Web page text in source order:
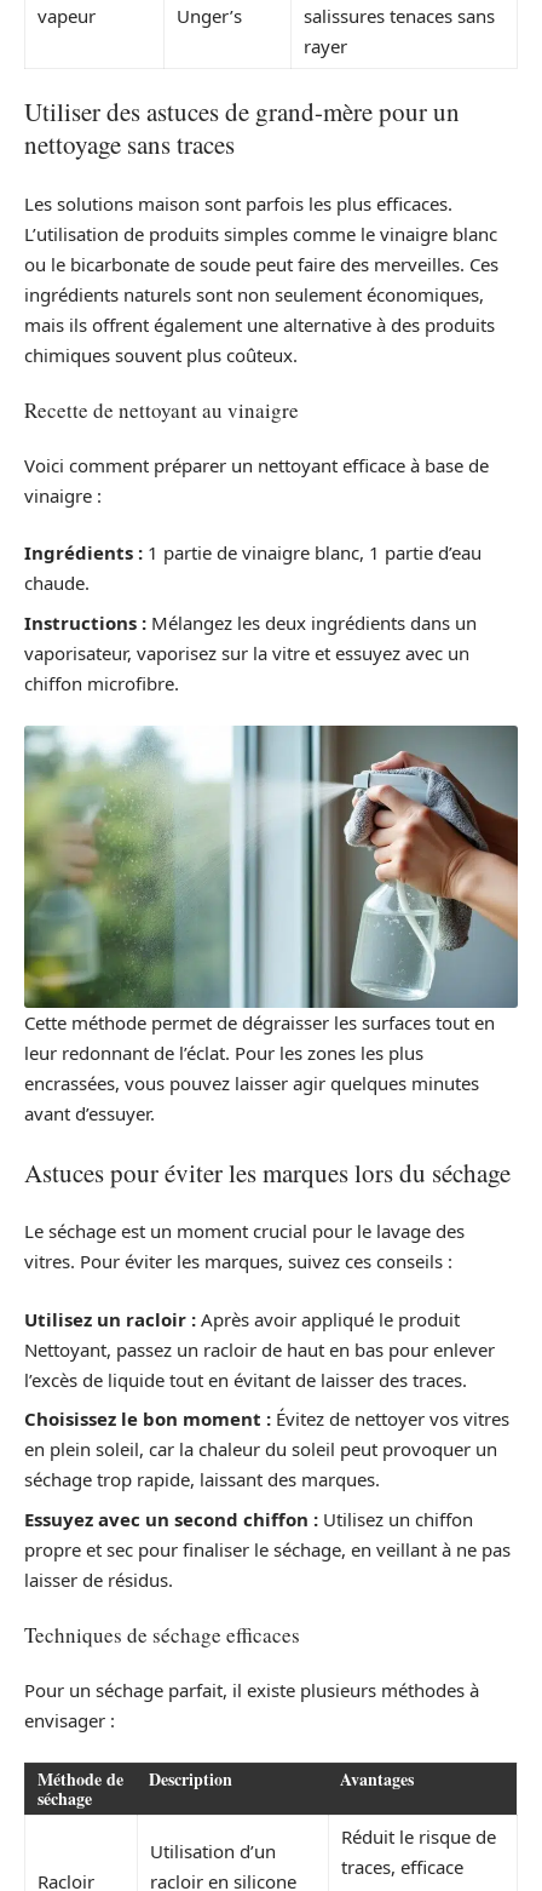
vapeur
Unger’s
salissures tenaces sans
rayer
Utiliser des astuces de grand-mère pour un
nettoyage sans traces
Les solutions maison sont parfois les plus efficaces.
L’utilisation de produits simples comme le vinaigre blanc
ou le bicarbonate de soude peut faire des merveilles. Ces
ingrédients naturels sont non seulement économiques,
mais ils offrent également une alternative à des produits
chimiques souvent plus coûteux.
Recette de nettoyant au vinaigre
Voici comment préparer un nettoyant efficace à base de
vinaigre :
Ingrédients : 1 partie de vinaigre blanc, 1 partie d’eau
chaude.
Instructions : Mélangez les deux ingrédients dans un
vaporisateur, vaporisez sur la vitre et essuyez avec un
chiffon microfibre.
Cette méthode permet de dégraisser les surfaces tout en
leur redonnant de l’éclat. Pour les zones les plus
encrassées, vous pouvez laisser agir quelques minutes
avant d’essuyer.
Astuces pour éviter les marques lors du séchage
Le séchage est un moment crucial pour le lavage des
vitres. Pour éviter les marques, suivez ces conseils :
Utilisez un racloir : Après avoir appliqué le produit
Nettoyant, passez un racloir de haut en bas pour enlever
l’excès de liquide tout en évitant de laisser des traces.
Choisissez le bon moment : Évitez de nettoyer vos vitres
en plein soleil, car la chaleur du soleil peut provoquer un
séchage trop rapide, laissant des marques.
Essuyez avec un second chiffon : Utilisez un chiffon
propre et sec pour finaliser le séchage, en veillant à ne pas
laisser de résidus.
Techniques de séchage efficaces
Pour un séchage parfait, il existe plusieurs méthodes à
envisager :
Méthode de
séchage
Description Avantages
Racloir
Utilisation d’un
racloir en silicone
Réduit le risque de
traces, efficace